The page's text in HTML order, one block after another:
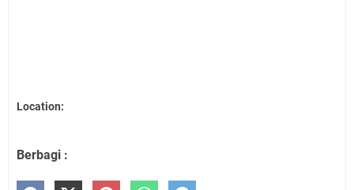
Location:
Berbagi :